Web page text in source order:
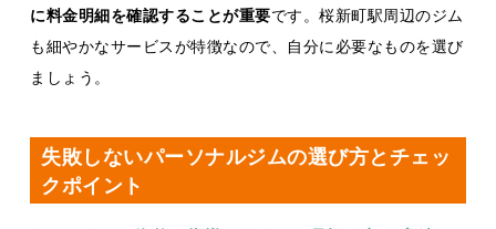
に料金明細を確認することが重要です。桜新町駅周辺のジム
も細やかなサービスが特徴なので、自分に必要なものを選び
ましょう。
失敗しないパーソナルジムの選び方とチェッ
クポイント